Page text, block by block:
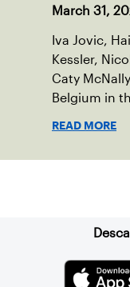
March 31,
Iva Jovic,
Kessler,
Caty
Belgium in
READ MORE